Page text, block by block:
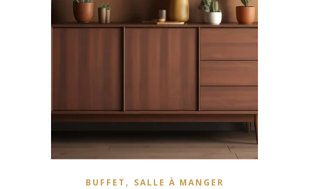
BUFFET , SALLE À MANGER